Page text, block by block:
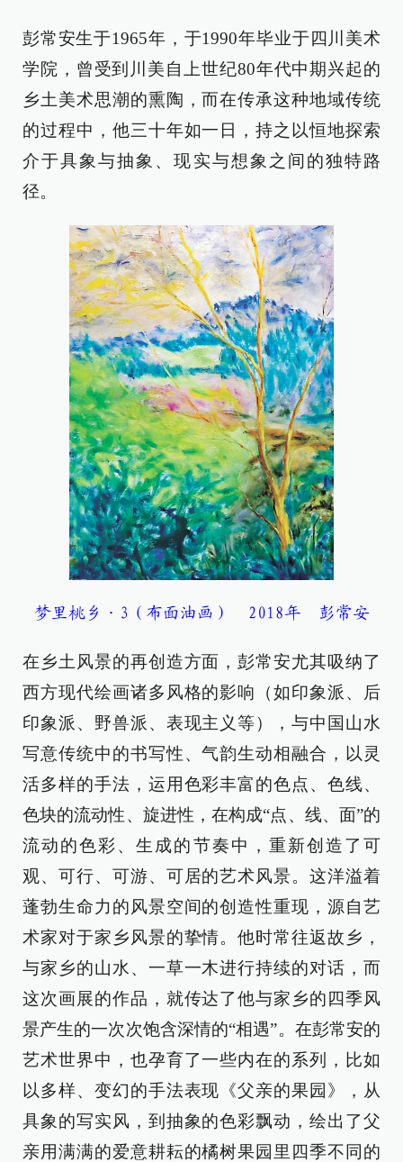
彭常安生于1965年，于1990年毕业于四川美术
学院，曾受到川美自上世纪80年代中期兴起的
乡土美术思潮的熏陶，而在传承这种地域传统
的过程中，他三十年如一日，持之以恒地探索
介于具象与抽象、现实与想象之间的独特路
径。
梦里桃乡·3（布面油画） 2018年 彭常安
在乡土风景的再创造方面，彭常安尤其吸纳了
西方现代绘画诸多风格的影响（如印象派、后
印象派、野兽派、表现主义等），与中国山水
写意传统中的书写性、气韵生动相融合，以灵
活多样的手法，运用色彩丰富的色点、色线、
色块的流动性、旋进性，在构成“点、线、面”的
流动的色彩、生成的节奏中，重新创造了可
观、可行、可游、可居的艺术风景。这洋溢着
蓬勃生命力的风景空间的创造性重现，源自艺
术家对于家乡风景的挚情。他时常往返故乡，
与家乡的山水、一草一木进行持续的对话，而
这次画展的作品，就传达了他与家乡的四季风
景产生的一次次饱含深情的“相遇”。在彭常安的
艺术世界中，也孕育了一些内在的系列，比如
以多样、变幻的手法表现《父亲的果园》，从
具象的写实风，到抽象的色彩飘动，绘出了父
亲用满满的爱意耕耘的橘树果园里四季不同的